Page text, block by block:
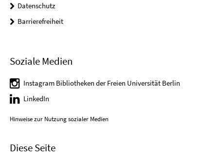
Datenschutz
Barrierefreiheit
Soziale Medien
Instagram Bibliotheken der Freien Universität Berlin
LinkedIn
Hinweise zur Nutzung sozialer Medien
Diese Seite